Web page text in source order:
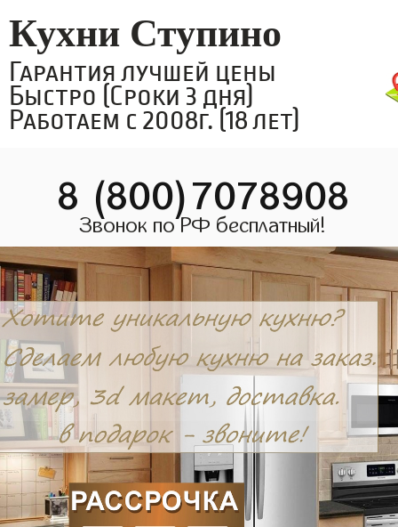
Кухни Ступино
Гарантия лучшей цены
Быстро (Сроки 3 дня)
Работаем с 2008г. (18 лет)
8 (800)7078908
Звонок по РФ бесплатный!